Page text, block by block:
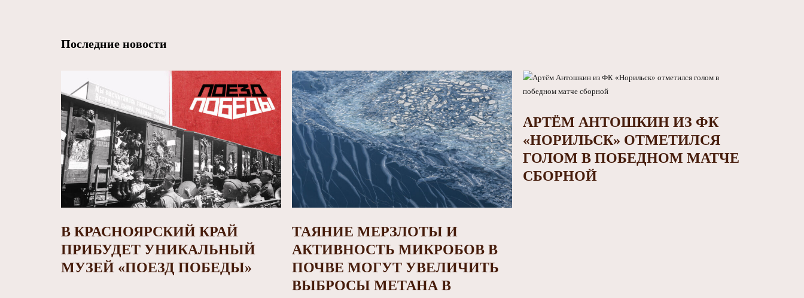
Последние новости
В КРАСНОЯРСКИЙ КРАЙ
ПРИБУДЕТ УНИКАЛЬНЫЙ
МУЗЕЙ «ПОЕЗД ПОБЕДЫ»
ТАЯНИЕ МЕРЗЛОТЫ И
АКТИВНОСТЬ МИКРОБОВ В
ПОЧВЕ МОГУТ УВЕЛИЧИТЬ
ВЫБРОСЫ МЕТАНА В
АРТЁМ АНТОШКИН ИЗ ФК
«НОРИЛЬСК» ОТМЕТИЛСЯ
ГОЛОМ В ПОБЕДНОМ МАТЧЕ
СБОРНОЙ